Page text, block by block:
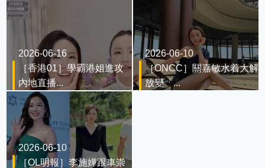
2026-06-16
［香港01］學霸港姐進攻
內地直播...
2026-06-10
［ONCC］關嘉敏水着大解
放變「...
2026-06-10
［OL明報］李施嬅跟車崇